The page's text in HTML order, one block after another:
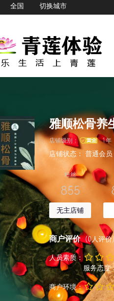
全国 切换城市
店铺级别： 1年
店铺状态： 普通会员
粉丝
855
无主店铺
商户评价 (0人评价)
人员素质：
服务态度
商户环境：